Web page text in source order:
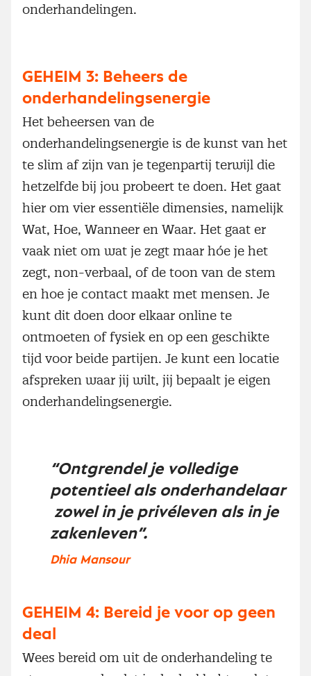
onderhandelingen.
GEHEIM 3: Beheers de
onderhandelingsenergie
Het beheersen van de
onderhandelingsenergie is de kunst van het
te slim af zijn van je tegenpartij terwijl die
hetzelfde bij jou probeert te doen. Het gaat
hier om vier essentiële dimensies, namelijk
Wat, Hoe, Wanneer en Waar. Het gaat er
vaak niet om wat je zegt maar hóe je het
zegt, non-verbaal, of de toon van de stem
en hoe je contact maakt met mensen. Je
kunt dit doen door elkaar online te
ontmoeten of fysiek en op een geschikte
tijd voor beide partijen. Je kunt een locatie
afspreken waar jij wilt, jij bepaalt je eigen
onderhandelingsenergie.
“Ontgrendel je volledige
potentieel als onderhandelaar
zowel in je privéleven als in je
zakenleven”.
Dhia Mansour
GEHEIM 4: Bereid je voor op geen
deal
Wees bereid om uit de onderhandeling te